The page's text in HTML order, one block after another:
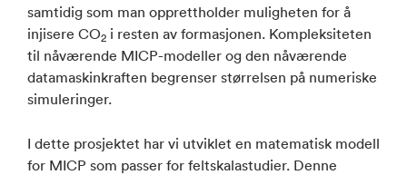
samtidig som man opprettholder muligheten for å
injisere CO2 i resten av formasjonen. Kompleksiteten
til nåværende MICP-modeller og den nåværende
datamaskinkraften begrenser størrelsen på numeriske
simuleringer.
I dette prosjektet har vi utviklet en matematisk modell
for MICP som passer for feltskalastudier. Denne